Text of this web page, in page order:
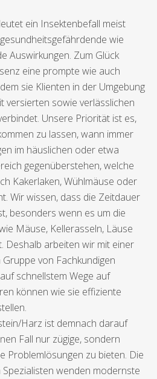
ein Insektenbefall meist
wie
Auswirkungen. Zum Glück
eine prompte wie auch
sie Klienten in der Umgebung
versierten sowie verlässlichen
Unsere Priorität ist es,
zu lassen, wann immer
im häuslichen oder etwa
gegenüberstehen, welche
Kakerlaken, Wühlmäuse oder
Wir wissen, dass die Zeitdauer
besonders wenn es um die
Mäuse, Kellerasseln, Läuse
Deshalb arbeiten wir mit einer
von Fachkundigen
schnellstem Wege auf
können wie sie effiziente
Harz ist demnach darauf
Fall nur zügige, sondern
Problemlösungen zu bieten. Die
wenden modernste